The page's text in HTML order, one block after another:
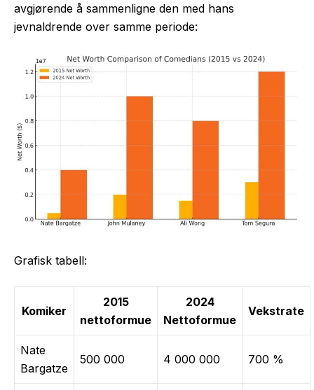
avgjørende å sammenligne den med hans
jevnaldrende over samme periode:
Grafisk tabell:
Komiker
2015
nettoformue
2024
Nettoformue
Vekstrate
Nate
Bargatze
500 000 4 000 000 700 %